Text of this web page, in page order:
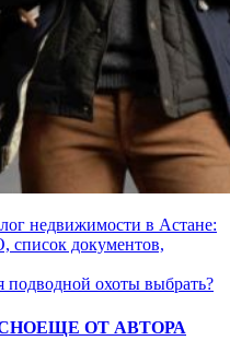
недвижимости в Астане:
список документов,
подводной охоты выбрать?
ЕЩЕ ОТ АВТОРА